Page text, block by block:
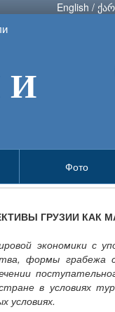
English /
И
Фото
ГРУЗИИ КАК
экономики с
формы грабежа
в условиях
условиях.